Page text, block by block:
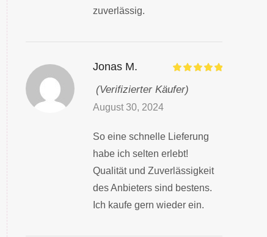
zuverlässig.
Jonas M.
(Verifizierter Käufer)
August 30, 2024
So eine schnelle Lieferung
habe ich selten erlebt!
Qualität und Zuverlässigkeit
des Anbieters sind bestens.
Ich kaufe gern wieder ein.